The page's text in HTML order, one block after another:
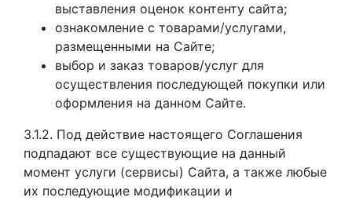
выставления оценок контенту сайта;
ознакомление с товарами/услугами,
размещенными на Сайте;
выбор и заказ товаров/услуг для
осуществления последующей покупки или
оформления на данном Сайте.
3.1.2. Под действие настоящего Соглашения
подпадают все существующие на данный
момент услуги (сервисы) Сайта, а также любые
их последующие модификации и